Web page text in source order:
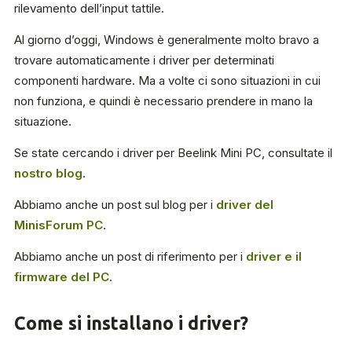
rilevamento dell’input tattile.
Al giorno d’oggi, Windows è generalmente molto bravo a
trovare automaticamente i driver per determinati
componenti hardware. Ma a volte ci sono situazioni in cui
non funziona, e quindi è necessario prendere in mano la
situazione.
Se state cercando i driver per Beelink Mini PC, consultate il
nostro blog.
Abbiamo anche un post sul blog per i driver del
MinisForum PC.
Abbiamo anche un post di riferimento per i driver e il
firmware del PC.
Come si installano i driver?